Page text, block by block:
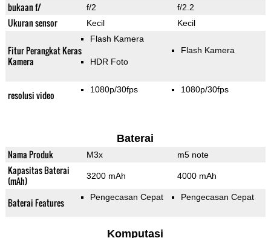
bukaan f/ f/2 f/2.2
Ukuran sensor Kecil Kecil
Fitur Perangkat Keras
Kamera
Flash Kamera
HDR Foto
Flash Kamera
resolusi video 1080p/30fps 1080p/30fps
Baterai
Nama Produk M3x m5 note
Kapasitas Baterai
(mAh)
3200 mAh 4000 mAh
Baterai Features Pengecasan Cepat Pengecasan Cepat
Komputasi